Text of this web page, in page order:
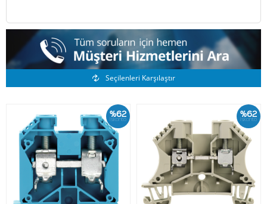
Benzer Ürünler
Seçilenleri Karşılaştır
%62
İskonto %62
İskonto